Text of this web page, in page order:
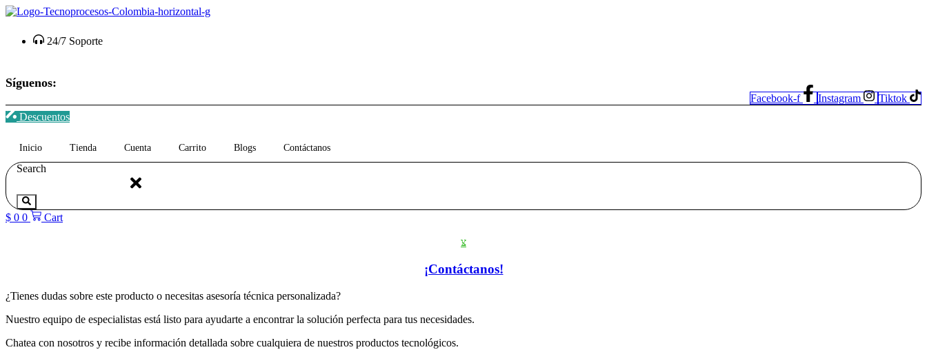
Saltar
contenido 24/7 Soporte
Síguenos:
Facebook-f Instagram
Tiktok
Descuentos
Inicio Tienda Cuenta Carrito Blogs Contáctanos
Search
$ 0 0 Cart
¡Contáctanos!
¿Tienes dudas sobre este producto o necesitas asesoría técnica personalizada?
Nuestro equipo de especialistas está listo para ayudarte a encontrar la solución perfecta para tus necesidades.
Chatea con nosotros y recibe información detallada sobre cualquiera de nuestros productos tecnológicos.